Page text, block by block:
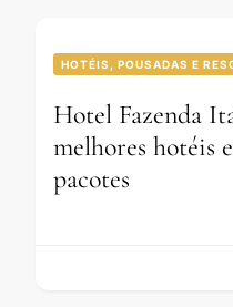
HOTÉIS, POUSADAS E
Hotel Fazenda
melhores hotéis
pacotes